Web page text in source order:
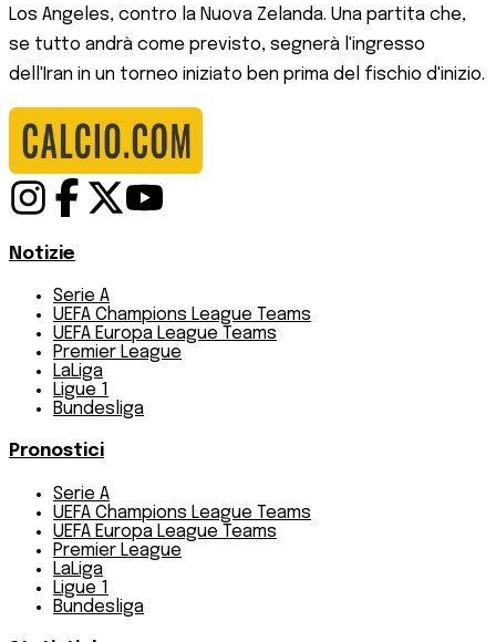
Los Angeles, contro la Nuova Zelanda. Una partita che,
se tutto andrà come previsto, segnerà l'ingresso
dell'Iran in un torneo iniziato ben prima del fischio d'inizio.
Notizie
Serie A
UEFA Champions League Teams
UEFA Europa League Teams
Premier League
LaLiga
Ligue 1
Bundesliga
Pronostici
Serie A
UEFA Champions League Teams
UEFA Europa League Teams
Premier League
LaLiga
Ligue 1
Bundesliga